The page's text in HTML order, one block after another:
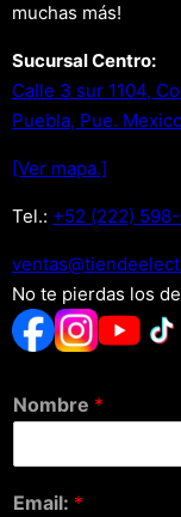
muchas más!
Sucursal Centro:
Calle 3 sur 1104,
Puebla, Pue.
[Ver mapa.]
Tel.: +52 (222)
No te pierdas los
Nombre *
Email: *